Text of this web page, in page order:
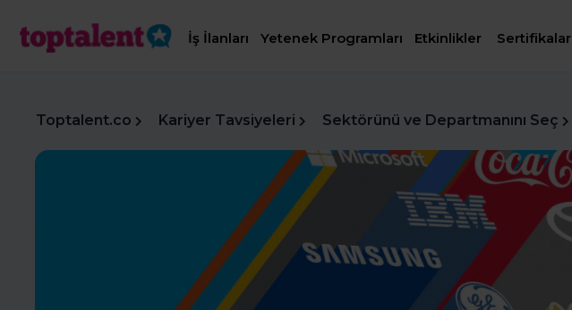
İş İlanları Yetenek Programları Etkinlikler Sertifikalar
Toptalent.co Kariyer Tavsiyeleri Sektörünü ve Departmanını Seç